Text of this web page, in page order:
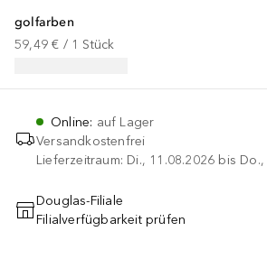
golfarben
59,49 € / 1 Stück
Online: auf Lager
Versandkostenfrei
Lieferzeitraum: Di., 11.08.2026 bis
IN DEN WARENKORB
Douglas-Filiale
Filialverfügbarkeit prüfen